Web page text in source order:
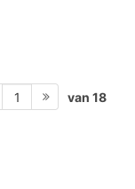
1 van 18